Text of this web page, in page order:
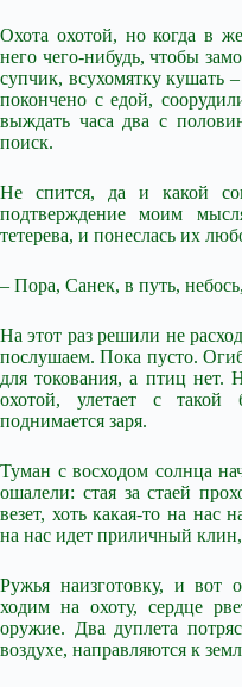
Охота охотой, но когда в
него чего-нибудь, чтобы
супчик, всухомятку кушать
покончено с едой,
выждать часа два с
поиск.
Не спится, да и какой
подтверждение моим
тетерева, и понеслась их
– Пора, Санек, в путь,
На этот раз решили не
послушаем. Пока пусто.
для токования, а птиц
охотой, улетает с такой
поднимается заря.
Туман с восходом солнца
ошалели: стая за стаей
везет, хоть какая-то на нас
на нас идет приличный
Ружья наизготовку, и вот
ходим на охоту, сердце
оружие. Два дуплета
воздухе, направляются к